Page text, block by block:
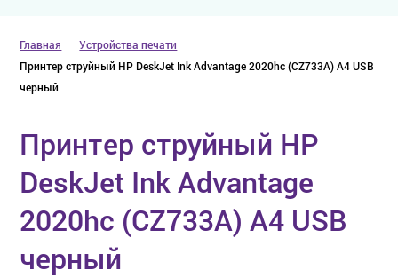
Главная
Устройства печати
Принтер струйный HP DeskJet Ink Advantage 2020hc (CZ733A) A4 USB
черный
Принтер струйный HP
DeskJet Ink Advantage
2020hc (CZ733A) A4 USB
черный